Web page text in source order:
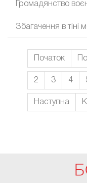
Громадянство
Збагачення в тіні
Початок
2 3 4
Наступна